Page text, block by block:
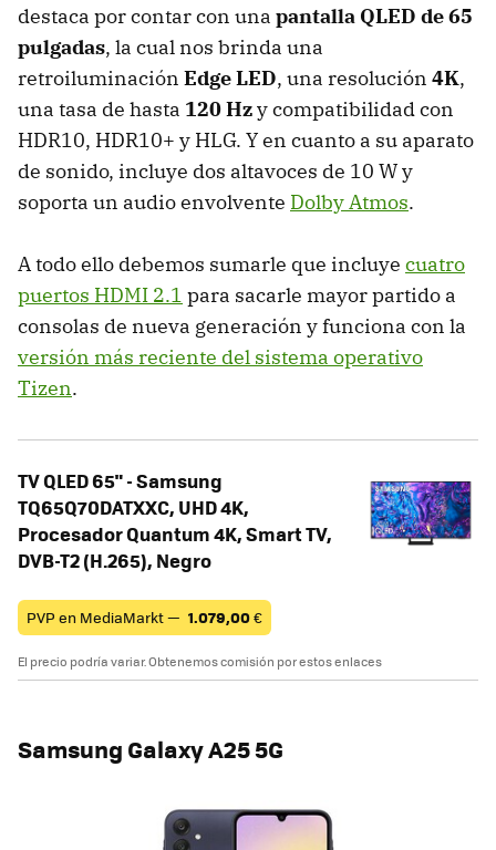
destaca por contar con una pantalla QLED de 65
pulgadas, la cual nos brinda una
retroiluminación Edge LED, una resolución 4K,
una tasa de hasta 120 Hzy compatibilidad con
HDR10, HDR10+ y HLG. Y en cuanto a su aparato
de sonido, incluye dos altavoces de 10 W y
soporta un audio envolvente Dolby Atmos.
A todo ello debemos sumarle que incluye cuatro
puertos HDMI 2.1 para sacarle mayor partido a
consolas de nueva generación y funciona con la
versión más reciente del sistema operativo
Tizen.
TV QLED 65" - Samsung
TQ65Q70DATXXC, UHD 4K,
Procesador Quantum 4K, Smart TV,
DVB-T2 (H.265), Negro
PVP en MediaMarkt — 1.079,00€
El precio podría variar. Obtenemos comisión por estos enlaces
Samsung Galaxy A25 5G